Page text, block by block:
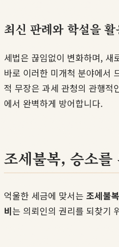
최신 판례와 학설을
세법은 끊임없이 변화하며, 새
바로 이러한 미개척 분야에서
적 무장은 과세 관청의 관행적
에서 완벽하게 방어합니다.
조세불복, 승소를
억울한 세금에 맞서는 조세불복
비는 의뢰인의 권리를 되찾기